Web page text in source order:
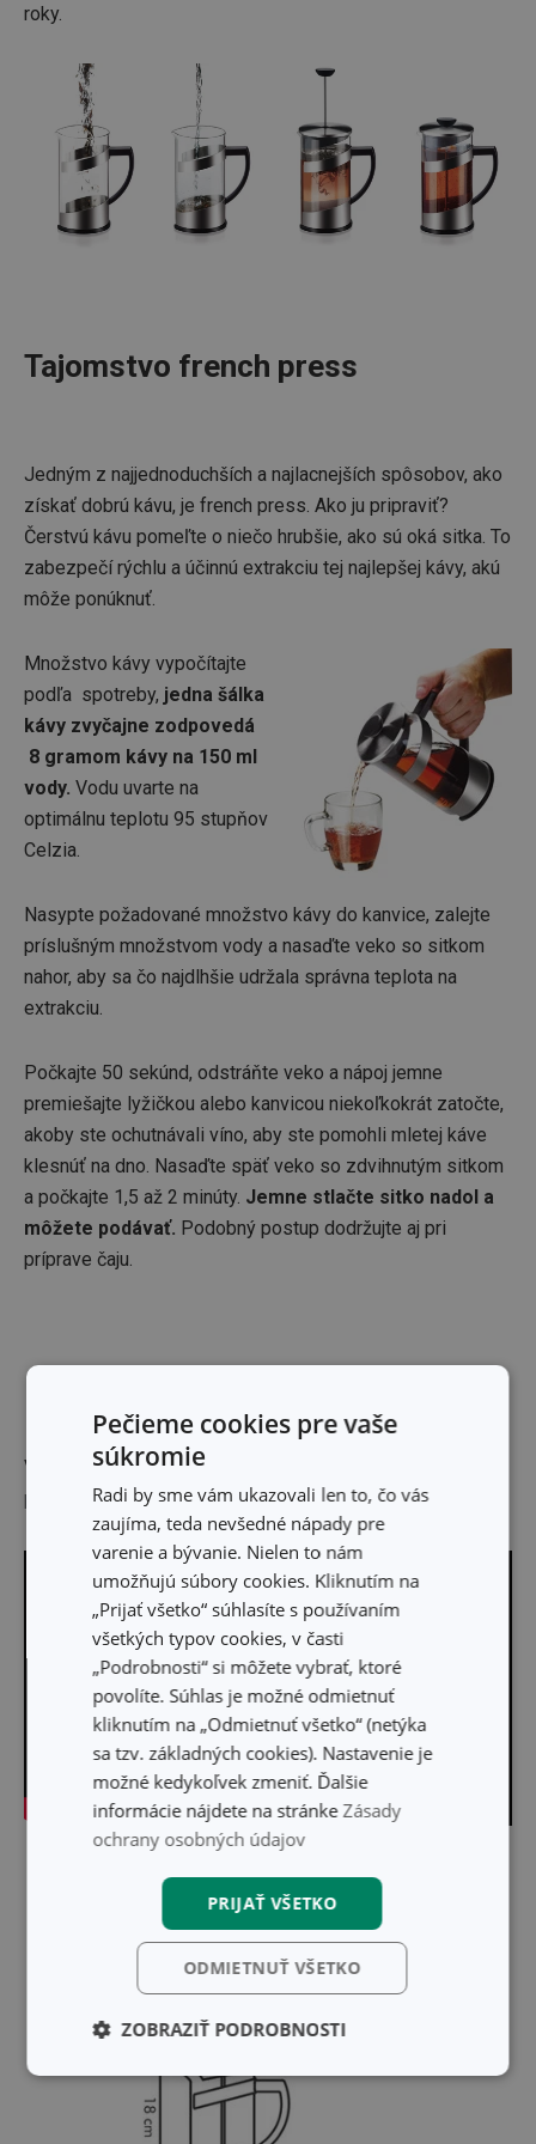
roky.
Tajomstvo french press
Jedným z najjednoduchších a najlacnejších spôsobov, ako
získať dobrú kávu, je french press. Ako ju pripraviť?
Čerstvú kávu pomeľte o niečo hrubšie, ako sú oká sitka. To
zabezpečí rýchlu a účinnú extrakciu tej najlepšej kávy, akú
môže ponúknuť.
Množstvo kávy vypočítajte
podľa spotreby, jedna šálka
kávy zvyčajne zodpovedá
8 gramom kávy na 150 ml
vody. Vodu uvarte na
optimálnu teplotu 95 stupňov
Celzia.
Nasypte požadované množstvo kávy do kanvice, zalejte
príslušným množstvom vody a nasaďte veko so sitkom
nahor, aby sa čo najdlhšie udržala správna teplota na
extrakciu.
Počkajte 50 sekúnd, odstráňte veko a nápoj jemne
premiešajte lyžičkou alebo kanvicou niekoľkokrát zatočte,
akoby ste ochutnávali víno, aby ste pomohli mletej káve
klesnúť na dno. Nasaďte späť veko so zdvihnutým sitkom
a počkajte 1,5 až 2 minúty. Jemne stlačte sitko nadol a
môžete podávať. Podobný postup dodržujte aj pri
príprave čaju.
Výrobca: TESCOMA s. r. o., U Tescomy 241, 760 01 Zlín;
puchov@tescoma.sk
Pečieme cookies pre vaše
súkromie
Radi by sme vám ukazovali len to, čo vás
zaujíma, teda nevšedné nápady pre
varenie a bývanie. Nielen to nám
umožňujú súbory cookies. Kliknutím na
„Prijať všetko“ súhlasíte s používaním
všetkých typov cookies, v časti
„Podrobnosti“ si môžete vybrať, ktoré
povolíte. Súhlas je možné odmietnuť
kliknutím na „Odmietnuť všetko“ (netýka
sa tzv. základných cookies). Nastavenie je
možné kedykoľvek zmeniť. Ďalšie
informácie nájdete na stránkeZásady
ochrany osobných údajov
PRIJAŤ VŠETKO
ODMIETNUŤ VŠETKO
ZOBRAZIŤ PODROBNOSTI
Základné
(funkčné) cookies
Analytické a